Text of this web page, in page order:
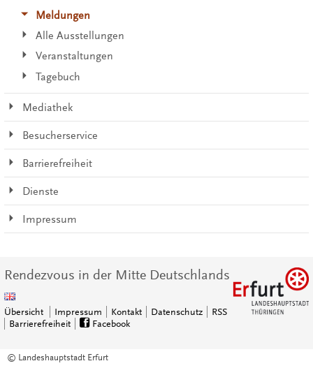
Meldungen
Alle Ausstellungen
Veranstaltungen
Tagebuch
Mediathek
Besucherservice
Barrierefreiheit
Dienste
Impressum
Rendezvous in der Mitte Deutschlands
Übersicht Impressum Kontakt Datenschutz
RSS
Barrierefreiheit
Facebook
© Landeshauptstadt Erfurt